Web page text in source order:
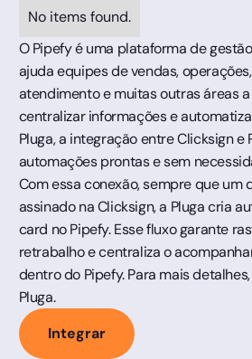
No items found.
O Pipefy é uma plataforma de
ajuda equipes de vendas,
atendimento e muitas outras áreas
centralizar informações e
Pluga, a integração entre Clicksign
automações prontas e sem
Com essa conexão, sempre que um
assinado na Clicksign, a Pluga cria
card no Pipefy. Esse fluxo garante
retrabalho e centraliza o
dentro do Pipefy. Para mais
Pluga.
Integrar